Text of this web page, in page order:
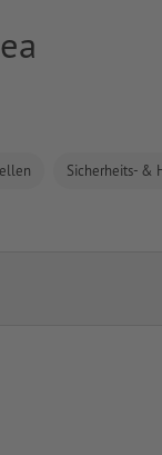
Sicherheits- &